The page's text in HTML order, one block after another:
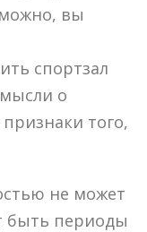
вы
спортзал
о
того,
не может
быть периоды